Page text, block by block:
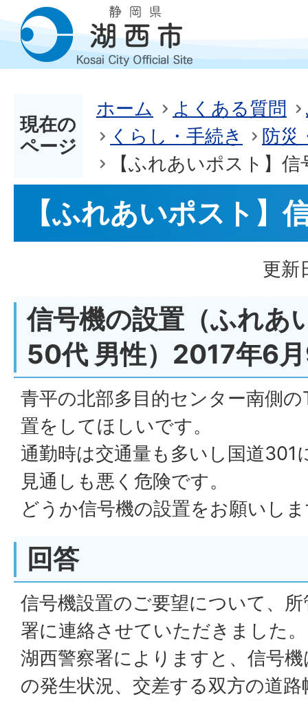
現在の
ページ
ホーム よくある質問
くらし・手続き
防災
【ふれあいポスト】
【ふれあいポスト】
更新
信号機の設置（ふれあ
50代 男性）2017年6
青平の北部多目的センター南側
置をしてほしいです。
通勤時は交通量も多いし国道301
見通しも悪く危険です。
どうか信号機の設置をお願いし
回答
信号機設置のご要望について、
署に連絡させていただきました。
湖西警察署によりますと、信号
の発生状況、交差する双方の道